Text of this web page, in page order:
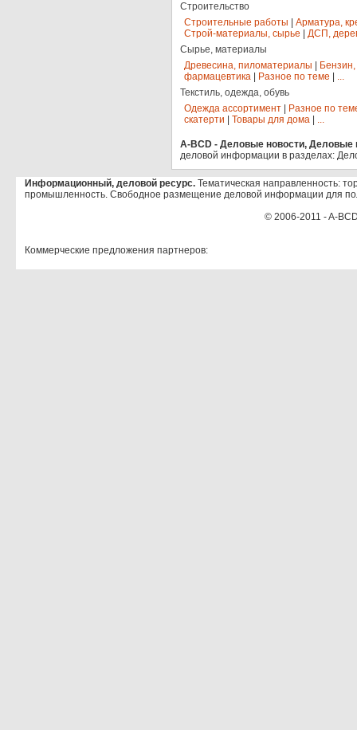
Строительство
Строительные работы
Арматура,
Строй-материалы, сырье
ДСП,
Сырье, материалы
Древесина, пиломатериалы
фармацевтика
Разное по теме
...
Текстиль, одежда, обувь
Одежда ассортимент
Разное по
скатерти
Товары для дома ...
A-BCD - Деловые новости, Деловые
деловой информации в разделах:
Информационный, деловой ресурс. Тематическая направленность:
промышленность. Свободное размещение деловой информации для
© 2006-2011 - A-
Коммерческие предложения партнеров: